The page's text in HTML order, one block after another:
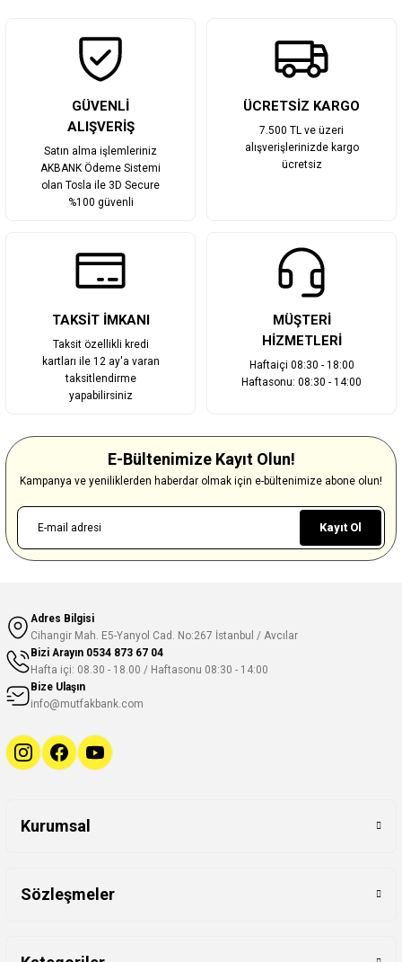
GÜVENLİ
ALIŞVERİŞ
Satın alma işlemleriniz
AKBANK Ödeme Sistemi
olan Tosla ile 3D Secure
%100 güvenli
ÜCRETSİZ KARGO
7.500 TL ve üzeri
alışverişlerinizde kargo
ücretsiz
TAKSİT İMKANI
Taksit özellikli kredi
kartları ile 12 ay'a varan
taksitlendirme
yapabilirsiniz
MÜŞTERİ
HİZMETLERİ
Haftaiçi 08:30 - 18:00
Haftasonu: 08:30 - 14:00
E-Bültenimize Kayıt Olun!
Kampanya ve yeniliklerden haberdar olmak için e-bültenimize abone olun!
Kayıt Ol
Adres Bilgisi
Cihangir Mah. E5-Yanyol Cad. No:267 İstanbul / Avcılar
Bizi Arayın 0534 873 67 04
Hafta içi: 08.30 - 18.00 / Haftasonu 08:30 - 14:00
Bize Ulaşın
info@mutfakbank.com
Kurumsal
Sözleşmeler